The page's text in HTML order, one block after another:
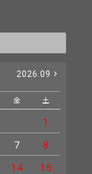
2026.09
金 土
1
7
8
14
15